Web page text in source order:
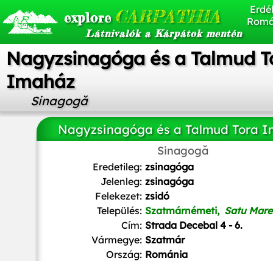
explore CARPATHIA
Látnivalók a Kárpátok mentén
Nagyzsinagóga és a Talmud
Imaház
Sinagogă
Nagyzsinagóga és a Talmud Tora
Sinagogă
CC BY-SA 3.0, via Wikimedia
Eredetileg: zsinagóga
Jelenleg: zsinagóga
Felekezet: zsidó
Település: Szatmárnémeti, Satu Mare
Cím: Strada Decebal 4 - 6.
Vármegye: Szatmár
Ország: Románia